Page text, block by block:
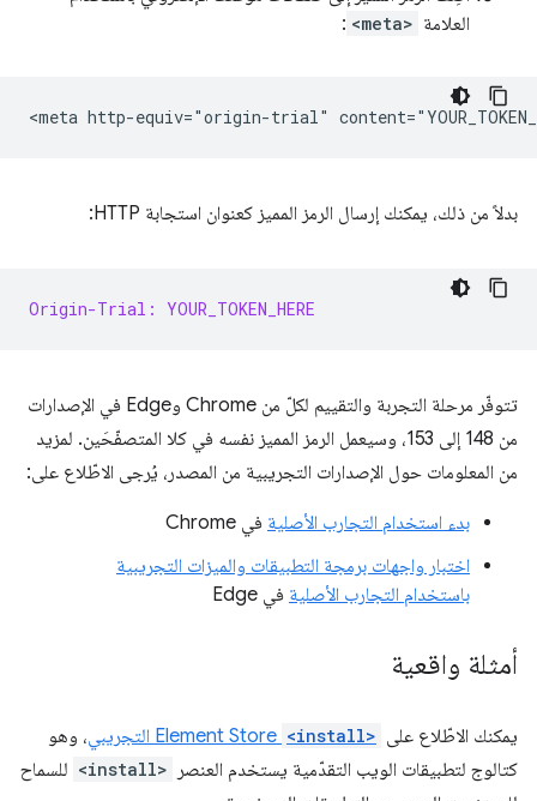
العلامة <meta>
:
بدلاً من ذلك، يمكنك إرسال الرمز المميز كعنوان استجابة HTTP:
Origin-Trial: YOUR_TOKEN_HERE
تتوفّر مرحلة التجربة والتقييم لكلّ من Chrome وEdge في الإصدارات
من 148 إلى 153، وسيعمل الرمز المميز نفسه في كلا المتصفّحَين. لمزيد
من المعلومات حول الإصدارات التجريبية من المصدر، يُرجى الاطّلاع على:
بدء استخدام التجارب الأصلية في Chrome
اختبار واجهات برمجة التطبيقات والميزات التجريبية
باستخدام التجارب الأصلية في Edge
أمثلة واقعية
يمكنك الاطّلاع على <install>
، وهو
كتالوج لتطبيقات الويب التقدّمية يستخدم العنصر
<install> للسماح